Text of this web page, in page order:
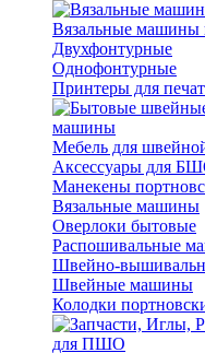
Вязальные машины
Двухфонтурные
Однофонтурные
Принтеры для
машины
Мебель для
Аксессуары для
Манекены
Вязальные машины
Оверлоки бытовые
Распошивальные
Швейно-
Швейные машины
Колодки